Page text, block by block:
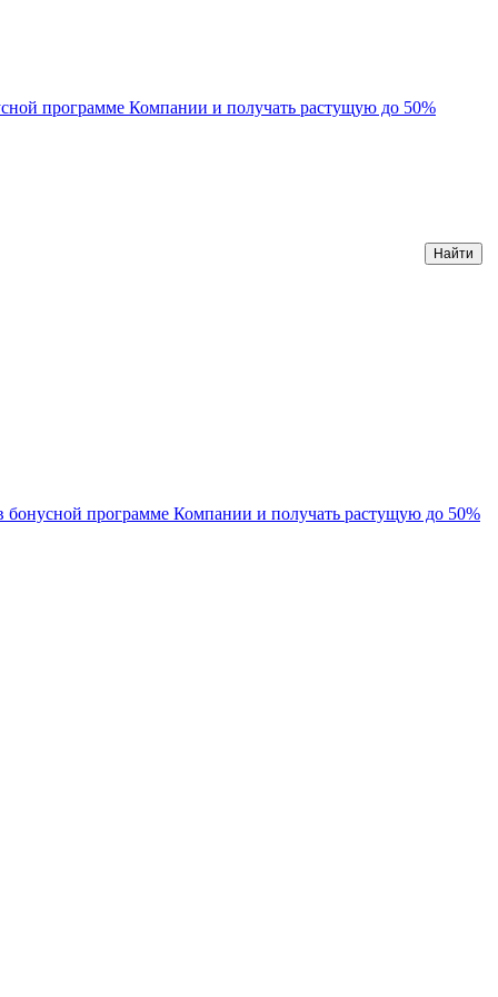
программе Компании и получать растущую до 50%
программе Компании и получать растущую до 50%